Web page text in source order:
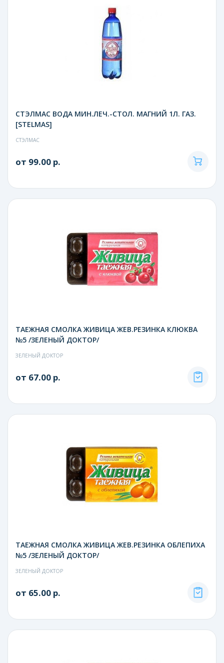
СТЭЛМАС ВОДА МИН.ЛЕЧ.-СТОЛ. МАГНИЙ 1Л. ГАЗ.
[STELMAS]
СТЭЛМАС
от 99.00 р.
ТАЕЖНАЯ СМОЛКА ЖИВИЦА ЖЕВ.РЕЗИНКА КЛЮКВА
№5 /ЗЕЛЕНЫЙ ДОКТОР/
ЗЕЛЕНЫЙ ДОКТОР
от 67.00 р.
ТАЕЖНАЯ СМОЛКА ЖИВИЦА ЖЕВ.РЕЗИНКА ОБЛЕПИХА
№5 /ЗЕЛЕНЫЙ ДОКТОР/
ЗЕЛЕНЫЙ ДОКТОР
от 65.00 р.